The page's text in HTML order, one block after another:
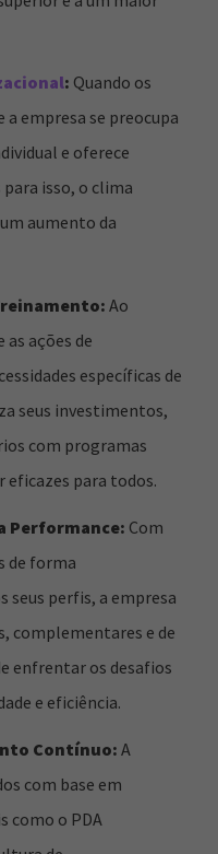
: Quando os
empresa se preocupa
e oferece
isso, o clima
aumento da
Ao
ações de
específicas de
seus investimentos,
com programas
eficazes para todos.
Performance: Com
de forma
seus perfis, a empresa
complementares e de
enfrentar os desafios
e eficiência.
Contínuo: A
com base em
como o PDA